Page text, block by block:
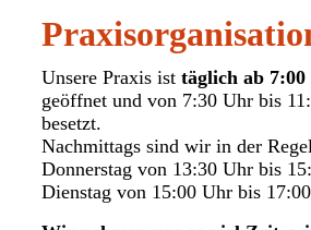
Unsere Praxis ist täglich ab
geöffnet und von 7:30 Uhr bis
besetzt.
Nachmittags sind wir in der
Donnerstag von 13:30 Uhr bis
Dienstag von 15:00 Uhr bis